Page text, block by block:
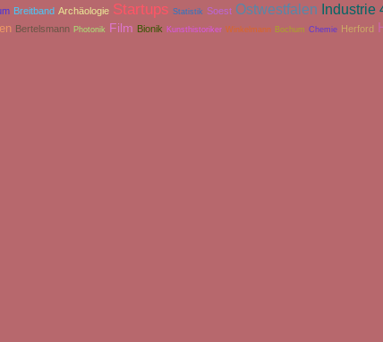
Breitband Archäologie Startups Statistik Soest Ostwestfalen Industrie
Bertelsmann Photonik Film Bionik Kunsthistoriker Winkelmann Bochum Chemie Herford